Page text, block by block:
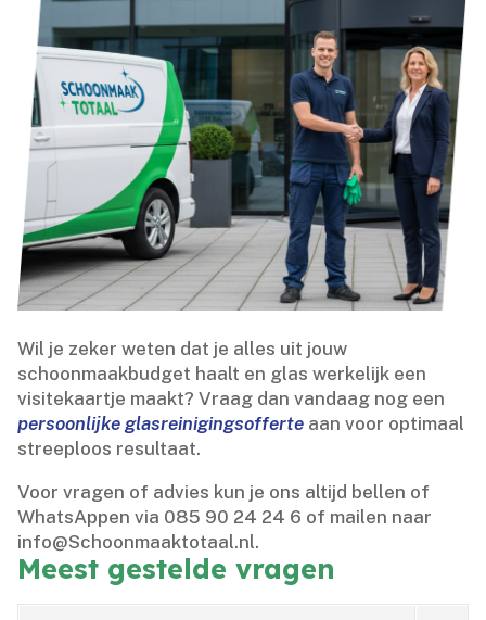
Wil je zeker weten dat je alles uit jouw
schoonmaakbudget haalt en glas werkelijk een
visitekaartje maakt? Vraag dan vandaag nog een
persoonlijke glasreinigingsofferte aan voor optimaal
streeploos resultaat.​
Voor vragen of advies kun je ons altijd bellen of
WhatsAppen via 085 90 24 24 6 of mailen naar
info@Schoonmaaktotaal.​nl.​
Meest gestelde vragen